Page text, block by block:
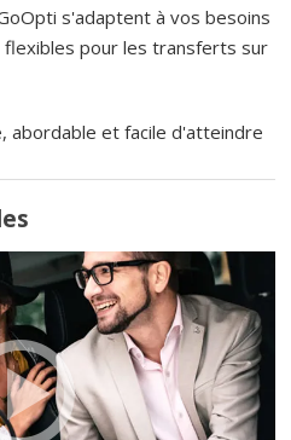
s'adaptent à vos besoins
flexibles pour les transferts sur
abordable et facile d'atteindre